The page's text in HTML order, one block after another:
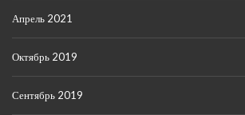
Апрель 2021
Октябрь 2019
Сентябрь 2019